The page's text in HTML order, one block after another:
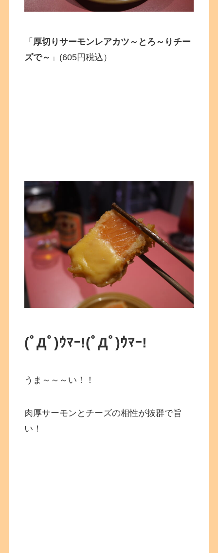
「 厚切りサーモンレアカツ～とろ～りチー
ズで～ 」(605円税込）
(ﾟДﾟ)ｳﾏｰ!(ﾟДﾟ)ｳﾏｰ!
うま～～～い！！
肉厚サーモンとチーズの相性が抜群で旨
い！